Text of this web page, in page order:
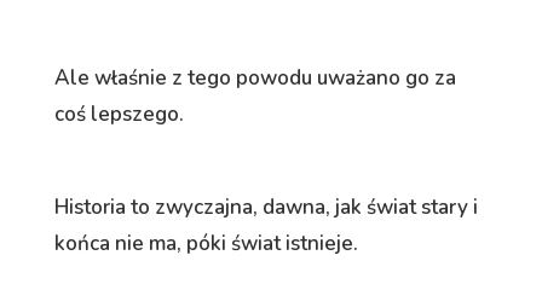
Ale właśnie z tego powodu uważano go za
coś lepszego.
Historia to zwyczajna, dawna, jak świat stary i
końca nie ma, póki świat istnieje.